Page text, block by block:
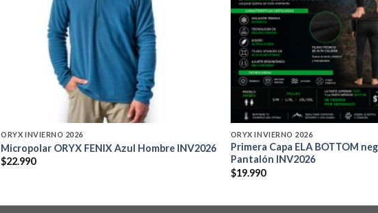
ORYX INVIERNO 2026
Micropolar ORYX FENIX Azul Hombre INV2026
$22.990
ORYX INVIERNO 2026
Primera Capa ELA BOTTOM
Pantalón INV2026
$19.990